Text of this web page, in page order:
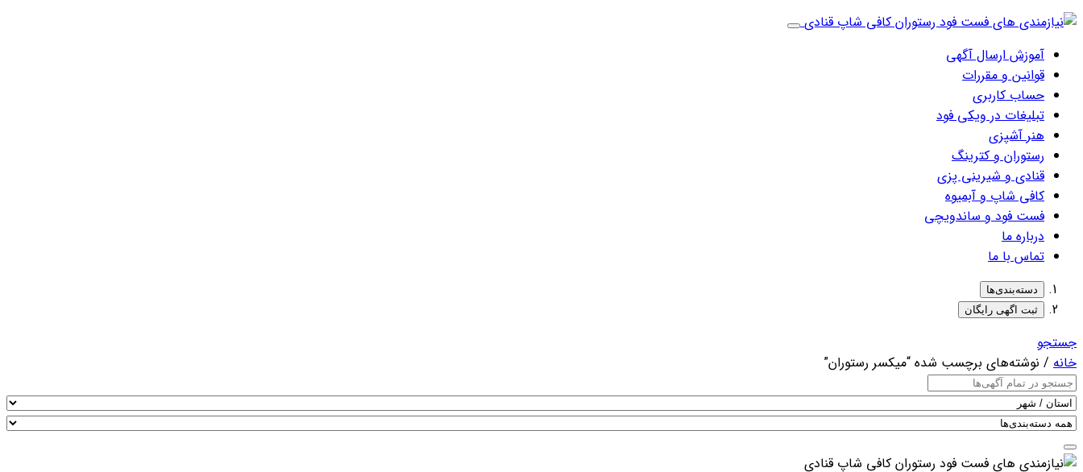
آموزش ارسال آگهی
قوانین و مقررات
حساب کاربری
تبلیغات در ویکی فود
هنر آشپزی
رستوران و کترینگ
قنادی و شیرینی پزی
کافی شاپ و آبمیوه
فست فود و ساندویچی
درباره ما
تماس با ما
دسته‌بندی‌ها
ثبت اگهی رایگان
جستجو
خانه / نوشته‌های برچسب شده “میکسر رستوران‌”